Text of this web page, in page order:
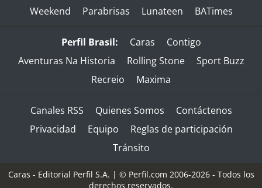
Weekend
Parabrisas Lunateen BATimes
Perfil Brasil: Caras
Contigo
Aventuras Na Historia
Rolling Stone
Sport Buzz
Recreio
Maxima
Canales RSS Quienes Somos
Contáctenos
Privacidad
Equipo
Reglas de participación
Tránsito
Caras - Editorial Perfil S.A. | © Perfil.com 2006-2026 - Todos los
derechos reservados.